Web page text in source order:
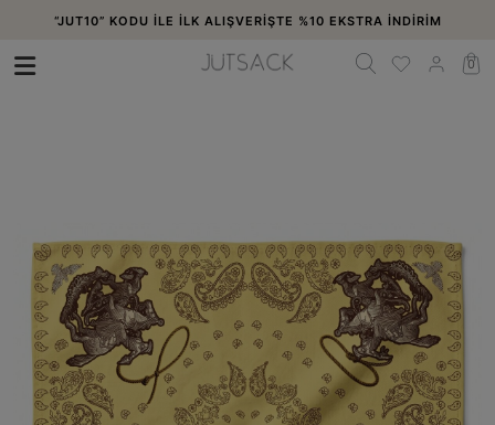
“JUT10” KODU İLE İLK ALIŞVERİŞTE %10 EKSTRA İNDİRİM
0